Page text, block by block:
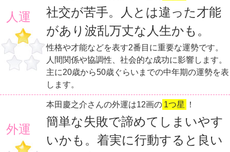
人運
社交が苦手。人とは違った才能
があり波乱万丈な人生かも。
性格や才能などを表す2番目に重要な運勢です。
人間関係や協調性、社会的な成功に影響します。
主に20歳から50歳ぐらいまでの中年期の運勢を表
します。
外運
本田慶之介さんの外運は12画の 1つ星 ！
簡単な失敗で諦めてしまいやす
いかも。着実に行動すると良い